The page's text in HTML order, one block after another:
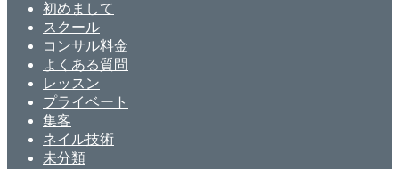
初めまして
スクール
コンサル料金
よくある質問
レッスン
プライベート
集客
ネイル技術
未分類